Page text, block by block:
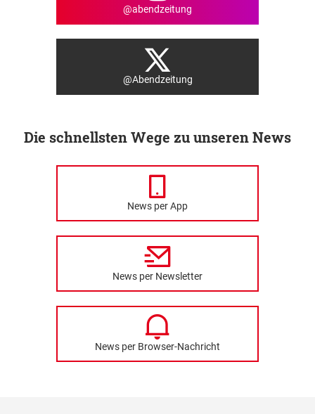
@abendzeitung
@Abendzeitung
Die schnellsten Wege zu unseren News
News per App
News per Newsletter
News per Browser-Nachricht